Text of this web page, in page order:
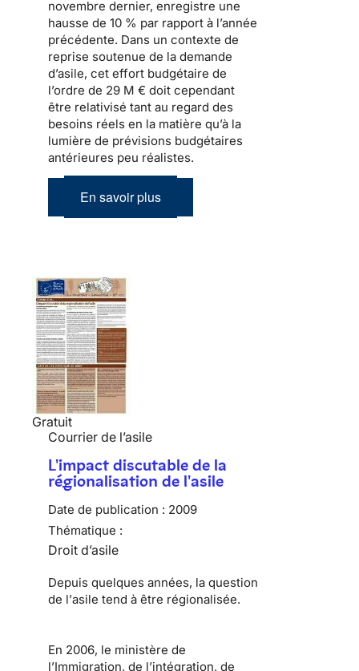
novembre dernier, enregistre une
hausse de 10 % par rapport à l’année
précédente. Dans un contexte de
reprise soutenue de la demande
d’asile, cet effort budgétaire de
l’ordre de 29 M € doit cependant
être relativisé tant au regard des
besoins réels en la matière qu’à la
lumière de prévisions budgétaires
antérieures peu réalistes.
En savoir plus
Gratuit
Courrier de l’asile
L'impact discutable de la
régionalisation de l'asile
Date de publication : 2009
Thématique :
Droit d’asile
Depuis quelques années, la question
de l’asile tend à être régionalisée.
En 2006, le ministère de
l’Immigration, de l’intégration, de